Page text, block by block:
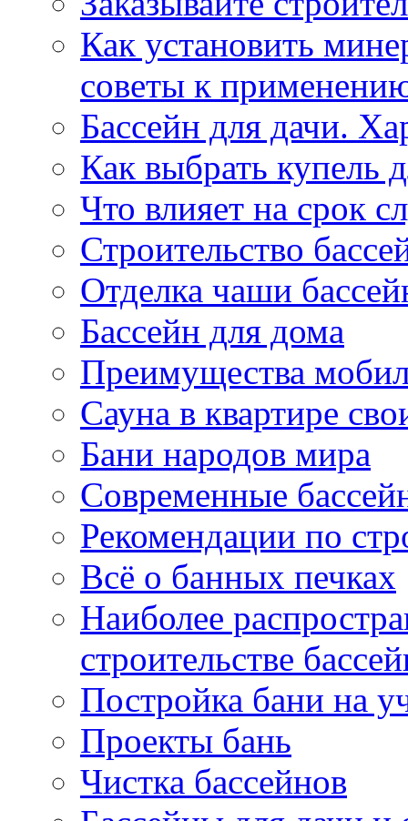
Как установить
советы к
Бассейн для дачи.
Как выбрать купель
Что влияет на срок
Строительство
Отделка чаши
Бассейн для дома
Преимущества
Сауна в квартире
Бани народов мира
Современные
Рекомендации по
Всё о банных печках
Наиболее
строительстве
Постройка бани на
Проекты бань
Чистка бассейнов